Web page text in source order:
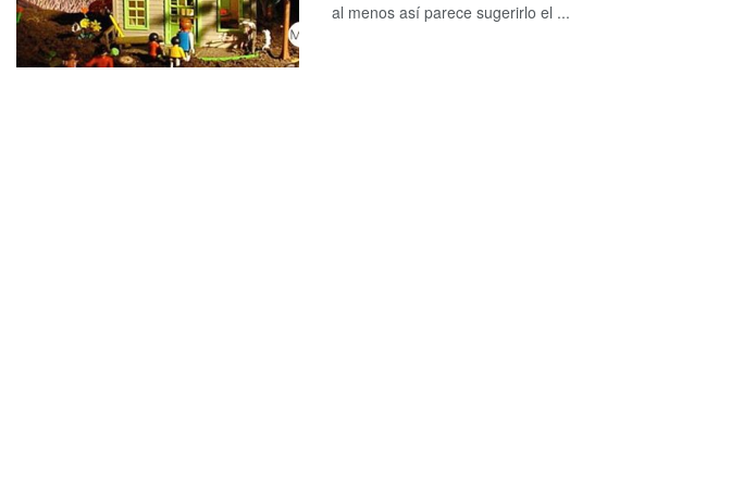
al menos así parece sugerirlo el ...